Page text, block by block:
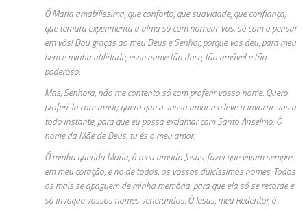
Ó Maria amabilíssima, que conforto, que suavidade, que confiança,
que ternura experimenta a alma só com nomear-vos, só com o pensar
em vós! Dou graças ao meu Deus e Senhor, porque vos deu, para meu
bem e minha utilidade, esse nome tão doce, tão amável e tão
poderoso.
Mas, Senhora, não me contento só com proferir vosso nome. Quero
proferi-lo com amor; quero que o vosso amor me leve a invocar-vos a
todo instante, para que eu possa exclamar com Santo Anselmo: Ó
nome da Mãe de Deus, tu és o meu amor.
Ó minha querida Maria, ó meu amado Jesus, fazei que vivam sempre
em meu coração, e no de todos, os vossos dulcíssimos nomes. Todos
os mais se apaguem de minha memória, para que ela só se recorde e
só invoque vossos nomes venerandos. Ó Jesus, meu Redentor, ó